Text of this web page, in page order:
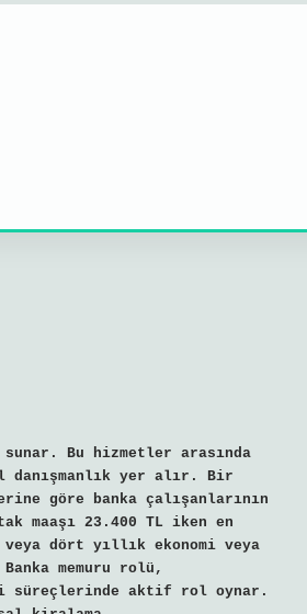
Bu hizmetler arasında
danışmanlık yer alır. Bir
göre banka çalışanlarının
maaşı 23.400 TL iken en
dört yıllık ekonomi veya
memuru rolü,
süreçlerinde aktif rol oynar.